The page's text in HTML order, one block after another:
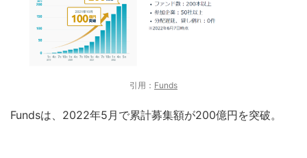
引用： Funds
Fundsは、2022年5月で累計募集額が200億円を突破。